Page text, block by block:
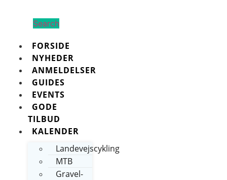
Search
FORSIDE
NYHEDER
ANMELDELSER
GUIDES
EVENTS
GODE
TILBUD
KALENDER
Landevejscykling
MTB
Gravel-